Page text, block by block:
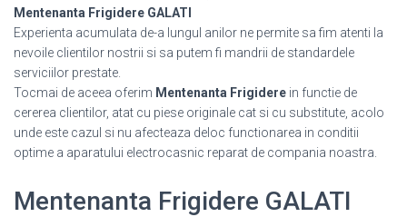
Mentenanta Frigidere GALATI
Experienta acumulata de-a lungul anilor ne permite sa fim atenti la
nevoile clientilor nostrii si sa putem fi mandrii de standardele
serviciilor prestate.
Tocmai de aceea oferim Mentenanta Frigidere in functie de
cererea clientilor, atat cu piese originale cat si cu substitute, acolo
unde este cazul si nu afecteaza deloc functionarea in conditii
optime a aparatului electrocasnic reparat de compania noastra.
Mentenanta Frigidere GALATI